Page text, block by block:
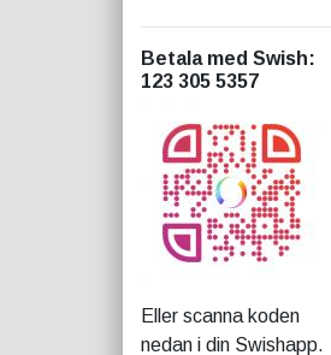
Betala med Swish:
123 305 5357
Eller scanna koden
nedan i din Swishapp.